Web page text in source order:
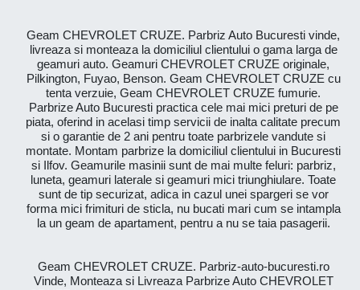
Geam CHEVROLET CRUZE. Parbriz Auto Bucuresti vinde,
livreaza si monteaza la domiciliul clientului o gama larga de
geamuri auto. Geamuri CHEVROLET CRUZE originale,
Pilkington, Fuyao, Benson. Geam CHEVROLET CRUZE cu
tenta verzuie, Geam CHEVROLET CRUZE fumurie.
Parbrize Auto Bucuresti practica cele mai mici preturi de pe
piata, oferind in acelasi timp servicii de inalta calitate precum
si o garantie de 2 ani pentru toate parbrizele vandute si
montate. Montam parbrize la domiciliul clientului in Bucuresti
si Ilfov. Geamurile masinii sunt de mai multe feluri: parbriz,
luneta, geamuri laterale si geamuri mici triunghiulare. Toate
sunt de tip securizat, adica in cazul unei spargeri se vor
forma mici frimituri de sticla, nu bucati mari cum se intampla
la un geam de apartament, pentru a nu se taia pasagerii.
Geam CHEVROLET CRUZE. Parbriz-auto-bucuresti.ro
Vinde, Monteaza si Livreaza Parbrize Auto CHEVROLET